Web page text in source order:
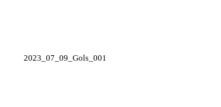
2023_07_09_Gols_001